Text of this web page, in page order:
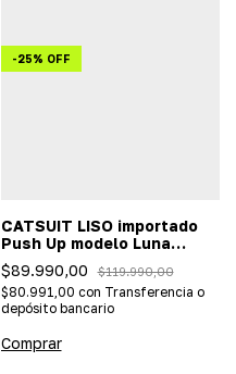
-25% OFF
CATSUIT LISO importado
Push Up modelo Luna
Negro
$89.990,00 $119.990,00
$80.991,00 con Transferencia o
depósito bancario
Comprar